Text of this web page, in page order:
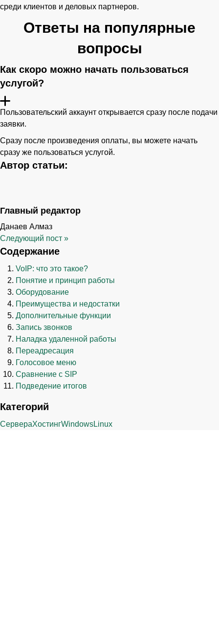
среди клиентов и деловых партнеров.
Ответы на популярные
вопросы
Как скоро можно начать пользоваться
услугой?
Пользовательский аккаунт открывается сразу после подачи
заявки.
Сразу после произведения оплаты, вы можете начать
сразу же пользоваться услугой.
Автор статьи:
Главный редактор
Данаев Алмаз
Следующий пост »
Содержание
VoIP: что это такое?
Понятие и принцип работы
Оборудование
Преимущества и недостатки
Дополнительные функции
Запись звонков
Наладка удаленной работы
Переадресация
Голосовое меню
Сравнение с SIP
Подведение итогов
Категорий
СервераХостингWindowsLinux